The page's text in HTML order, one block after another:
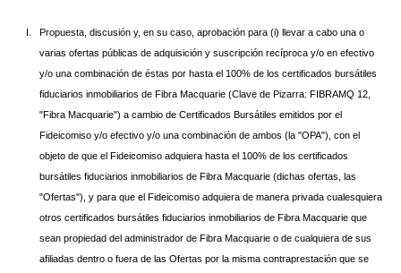
I.
Propuesta, discusión y, en su caso, aprobación para (i) llevar a cabo una o
varias ofertas públicas de adquisición y suscripción recíproca y/o en efectivo
y/o una combinación de éstas por hasta el 100% de los certificados bursátiles
fiduciarios inmobiliarios de Fibra Macquarie (Clave de Pizarra: FIBRAMQ 12,
"Fibra Macquarie") a cambio de Certificados Bursátiles emitidos por el
Fideicomiso y/o efectivo y/o una combinación de ambos (la "OPA"), con el
objeto de que el Fideicomiso adquiera hasta el 100% de los certificados
bursátiles fiduciarios inmobiliarios de Fibra Macquarie (dichas ofertas, las
"Ofertas"), y para que el Fideicomiso adquiera de manera privada cualesquiera
otros certificados bursátiles fiduciarios inmobiliarios de Fibra Macquarie que
sean propiedad del administrador de Fibra Macquarie o de cualquiera de sus
afiliadas dentro o fuera de las Ofertas por la misma contraprestación que se